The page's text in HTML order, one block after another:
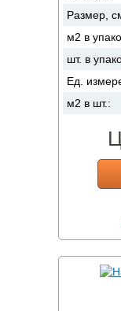
Размер,
м2 в
шт. в
Ед.
м2 в шт.: